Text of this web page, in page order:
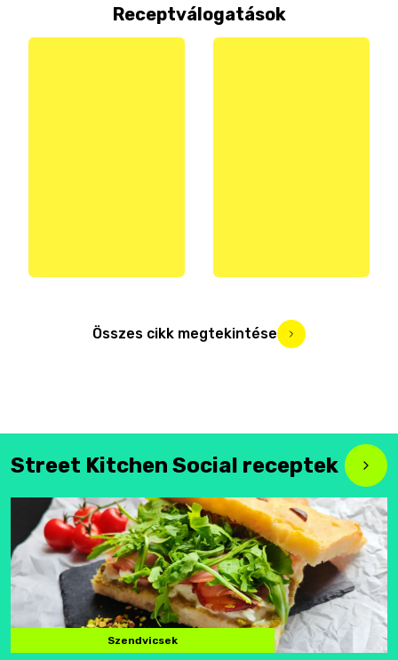
Receptválogatások
Összes cikk megtekintése
Street Kitchen Social receptek
Szendvicsek